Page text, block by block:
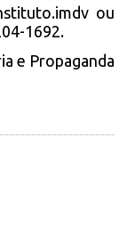
ou
1692.
e Propaganda